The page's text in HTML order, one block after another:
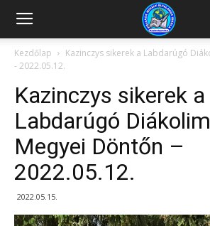
Kazincbarcikai
Pollack
Mihály
Általános
Kezdőlap
Kazinczys sikerek a Labdarúgó
- 2022.05.12.
Kazinczys sikerek a
Labdarúgó
Megyei Döntőn –
2022.05.12.
2022.05.15.